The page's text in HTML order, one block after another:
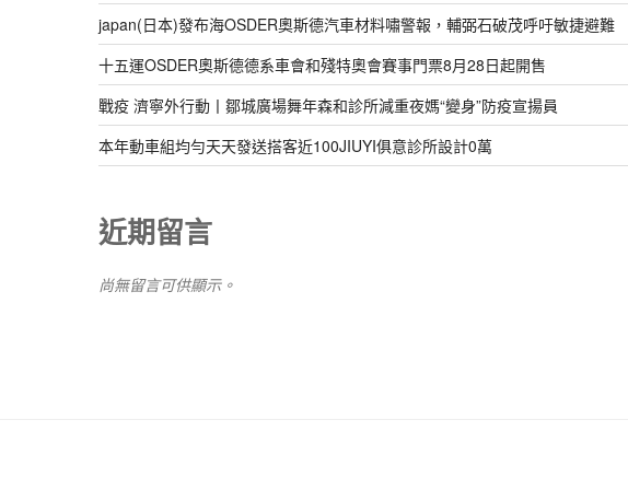
japan(日本)發布海OSDER奧斯德汽車材料嘯警報，輔弼石破茂呼吁敏捷避難
十五運OSDER奧斯德德系車會和殘特奧會賽事門票8月28日起開售
戰疫 濟寧外行動丨鄒城廣場舞年森和診所減重夜媽“變身”防疫宣揚員
本年動車組均勻天天發送搭客近100JIUYI俱意診所設計0萬
近期留言
尚無留言可供顯示。